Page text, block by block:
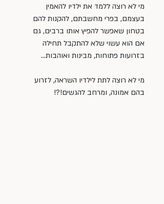
מי לא רוצה ללמד את ילדיו להאמין
בעצמם, בפרי מחשבתם, להקנות להם
בטחון שאפשר להפיץ אותו ברבים, גם
אם הוא עשוי שלא להתקבל תחילה
בזרועות פתוחות, מבינות ואוהבות…
מי לא רוצה לתת לילדיו השראה, לזרוע
בהם אמונה, ומרחב להגשים!?!